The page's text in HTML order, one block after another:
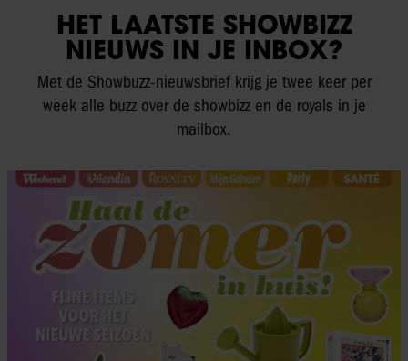
HET LAATSTE SHOWBIZZ
NIEUWS IN JE INBOX?
Met de Showbuzz-nieuwsbrief krijg je twee keer per
week alle buzz over de showbizz en de royals in je
mailbox.